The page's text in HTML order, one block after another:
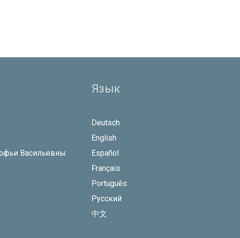
Васильевны
Язык
Deutsch
English
Español
Français
Português
Русский
中文